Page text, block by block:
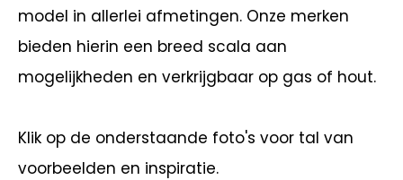
model in allerlei afmetingen. Onze merken
bieden hierin een breed scala aan
mogelijkheden en verkrijgbaar op gas of hout.
Klik op de onderstaande foto's voor tal van
voorbeelden en inspiratie.